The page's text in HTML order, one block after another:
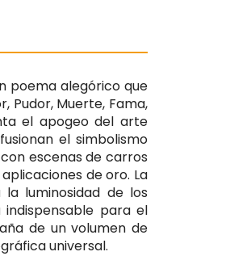
poema alegórico que
Pudor, Muerte, Fama,
el apogeo del arte
el simbolismo
escenas de carros
de oro. La
luminosidad de los
para el
de un volumen de
universal.